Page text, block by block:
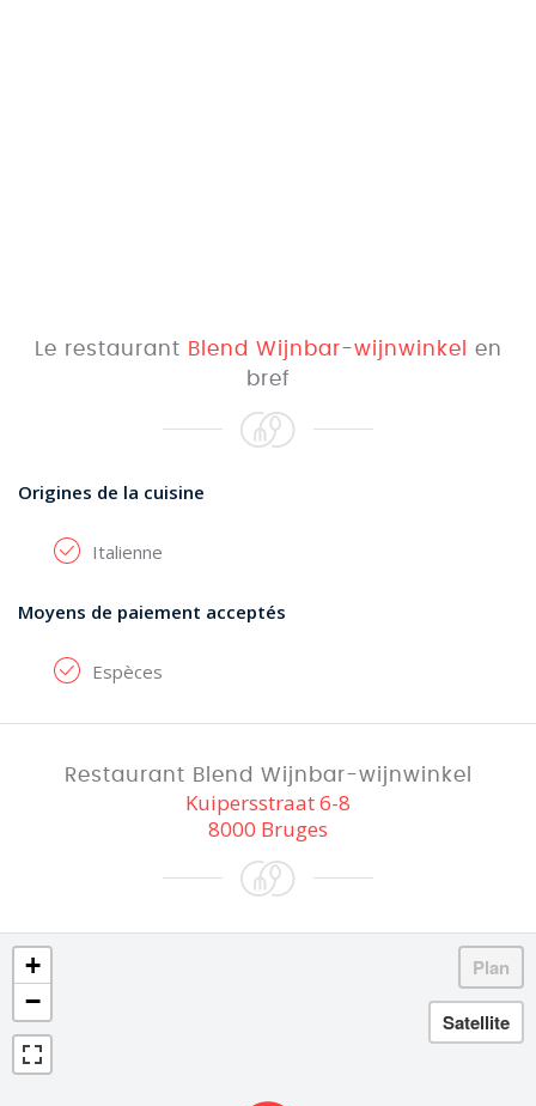
Le restaurant Blend Wijnbar-wijnwinkel
en
bref
Origines de la cuisine
Italienne
Moyens de paiement acceptés
Espèces
Restaurant Blend Wijnbar-wijnwinkel
Kuipersstraat 6-8
8000 Bruges
+
−